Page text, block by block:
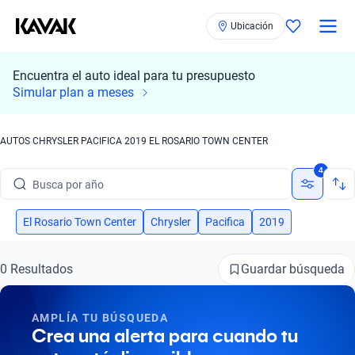
Ubicación
Encuentra el auto ideal para tu presupuesto
Simular plan a meses
AUTOS CHRYSLER PACIFICA 2019 EL ROSARIO TOWN CENTER
Busca por marca
Busca por año
Busca por marca
Busca por versión
Busca por año
4
El Rosario Town Center Chrysler Pacifica 2019
0 Resultados Guardar búsqueda
AMPLÍA TU BÚSQUEDA
Crea una alerta para cuando tu